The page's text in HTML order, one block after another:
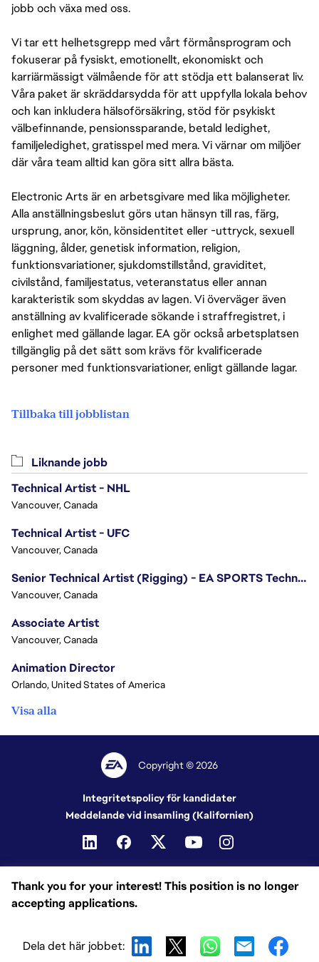
jobb och växa med oss.
Vi tar ett helhetsgrepp med vårt förmånsprogram och
fokuserar på fysiskt, emotionellt, ekonomiskt och
karriärmässigt välmående för att stödja ett balanserat liv.
Våra paket är skräddarsydda för att uppfylla lokala behov
och kan inkludera hälsoförsäkring, stöd för psykiskt
välbefinnande, pensionssparande, betald ledighet,
familjeledighet, gratisspel med mera. Vi värnar om miljöer
där våra team alltid kan göra sitt allra bästa.
Electronic Arts är en arbetsgivare med lika möjligheter.
Alla anställningsbeslut görs utan hänsyn till ras, färg,
ursprung, anor, kön, könsidentitet eller -uttryck, sexuell
läggning, ålder, genetisk information, religion,
funktionsvariationer, sjukdomstillstånd, graviditet,
civilstånd, familjestatus, veteranstatus eller annan
karakteristik som skyddas av lagen. Vi överväger även
anställning av kvalificerade sökande i straffregistret, i
enlighet med gällande lagar. EA gör också arbetsplatsen
tillgänglig på det sätt som krävs för kvalificerade
personer med funktionsvariationer, enligt gällande lagar.
Tillbaka till jobblistan
Thank you for your interest! This position is no longer
accepting applications.
Dela det här jobbet:
Liknande jobb
Technical Artist - NHL
Vancouver, Canada
Technical Artist - UFC
Vancouver, Canada
Senior Technical Artist (Rigging) - EA SPORTS Technology
Vancouver, Canada
Associate Artist
Vancouver, Canada
Animation Director
Orlando, United States of America
Visa alla
Copyright © 2026
Integritetspolicy för kandidater
Meddelande vid insamling (Kalifornien)